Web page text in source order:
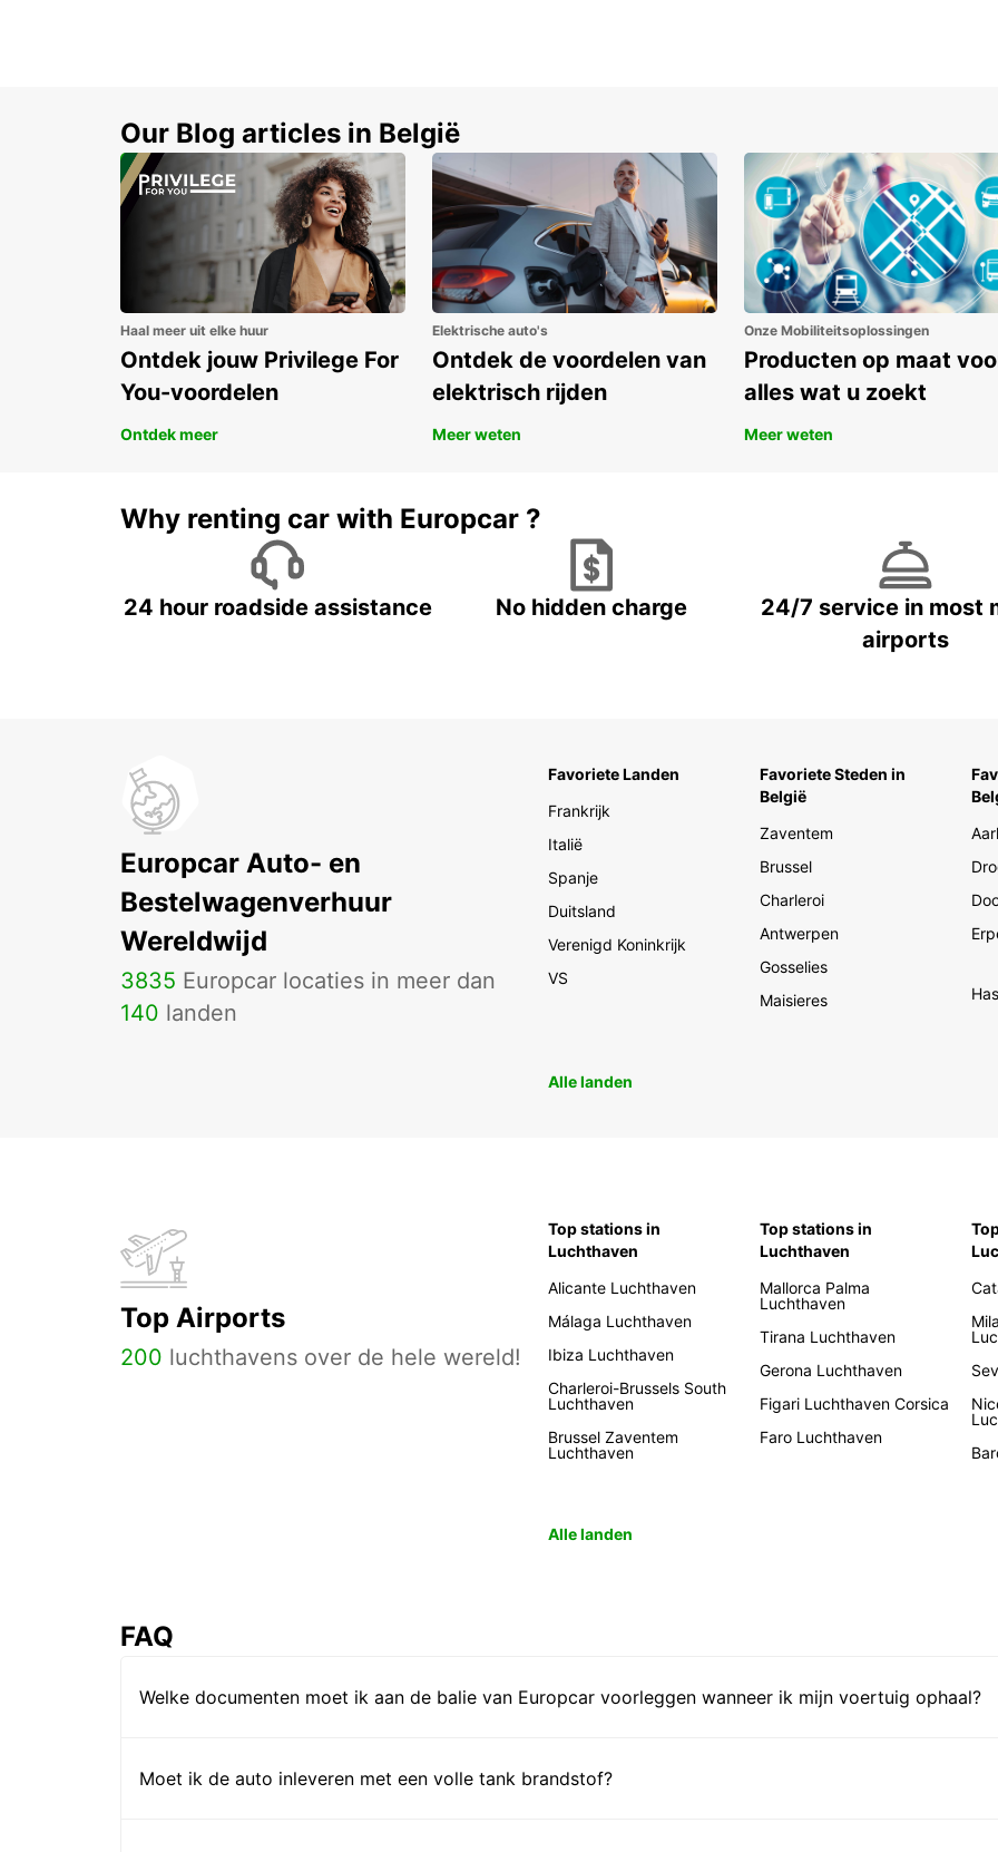
Kies
Our Blog articles in België
Haal meer uit elke huur
Ontdek jouw Privilege For
You-voordelen
Ontdek meer
Elektrische auto's
Ontdek de voordelen van
elektrisch rijden
Meer weten
Onze Mobiliteitsoplossingen
Producten op maat
alles wat u zoekt
Meer weten
Why renting car with Europcar ?
24 hour roadside assistance No hidden charge
24/7 service in most
airports
Europcar Auto- en
Bestelwagenverhuur
Wereldwijd
3835 Europcar locaties in meer dan
140 landen
Favoriete Landen
Frankrijk
Italië
Spanje
Duitsland
Verenigd Koninkrijk
VS
Favoriete Steden in
België
Zaventem
Brussel
Charleroi
Antwerpen
Gosselies
Maisieres
Alle landen
Top Airports
200 luchthavens over de hele wereld!
Top stations in
Luchthaven
Alicante Luchthaven
Málaga Luchthaven
Ibiza Luchthaven
Charleroi-Brussels South
Luchthaven
Brussel Zaventem
Luchthaven
Top stations in
Luchthaven
Mallorca Palma
Luchthaven
Tirana Luchthaven
Gerona Luchthaven
Figari Luchthaven Corsica
Faro Luchthaven
Alle landen
FAQ
Welke documenten moet ik aan de balie van Europcar voorleggen wanneer ik mijn voertuig ophaal?
Moet ik de auto inleveren met een volle tank brandstof?